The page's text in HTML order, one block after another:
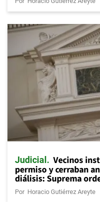
Judicial Vecinos
permiso y cerraban
diálisis: Suprema
Por Horacio Gutiérrez Areyte